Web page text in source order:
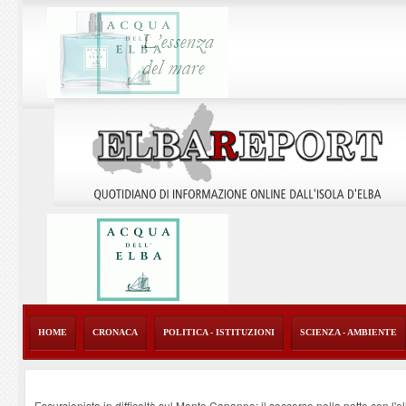
HOME CRONACA POLITICA - ISTITUZIONI SCIENZA - AMBIENTE